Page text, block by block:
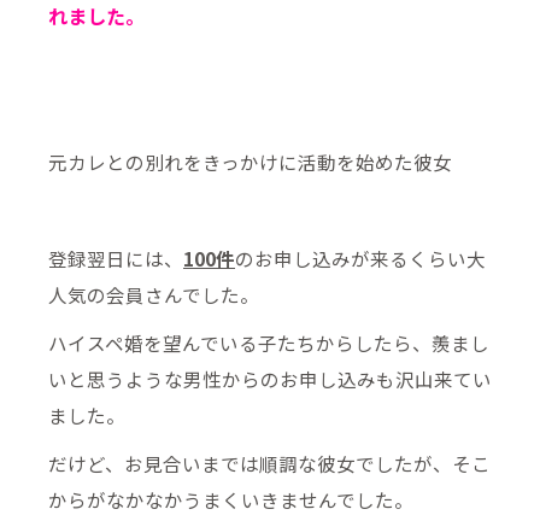
れました。
元カレとの別れをきっかけに活動を始めた彼女
登録翌日には、 100件のお申し込みが来るくらい大
人気の会員さんでした。
ハイスペ婚を望んでいる子たちからしたら、羨まし
いと思うような男性からのお申し込みも沢山来てい
ました。
だけど、お見合いまでは順調な彼女でしたが、そこ
からがなかなかうまくいきませんでした。